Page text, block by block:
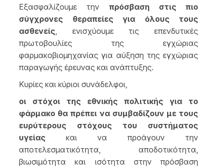
Εξασφαλίζουμε την πρόσβαση στις πιο
σύγχρονες θεραπείες για όλους τους
ασθενείς , ενισχύουμε τις επενδυτικές
πρωτοβουλίες της εγχώριας
φαρμακοβιομηχανίας για αύξηση της εγχώριας
παραγωγής έρευνας και ανάπτυξης.
Κυρίες και κύριοι συνάδελφοι,
οι στόχοι της εθνικής πολιτικής για το
φάρμακο θα πρέπει να συμβαδίζουν με τους
ευρύτερους στόχους του συστήματος
υγείας και να προάγουν την
αποτελεσματικότητα, αποδοτικότητα,
βιωσιμότητα και ισότητα στην πρόσβαση